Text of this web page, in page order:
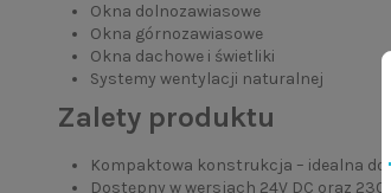
Okna dolnozawiasowe
Okna górnozawiasowe
Okna dachowe i świetliki
Systemy wentylacji naturalnej
Zalety produktu
Kompaktowa konstrukcja – idealna do
Dostępny w wersjach 24V DC oraz